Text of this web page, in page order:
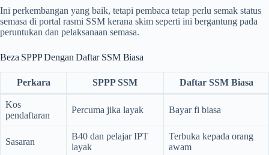
Ini perkembangan yang baik, tetapi pembaca tetap perlu semak status
semasa di portal rasmi SSM kerana skim seperti ini bergantung pada
peruntukan dan pelaksanaan semasa.
Beza SPPP Dengan Daftar SSM Biasa
Perkara SPPP SSM Daftar SSM Biasa
Kos
pendaftaran
Percuma jika layak Bayar fi biasa
Sasaran
B40 dan pelajar IPT
layak
Terbuka kepada orang
awam